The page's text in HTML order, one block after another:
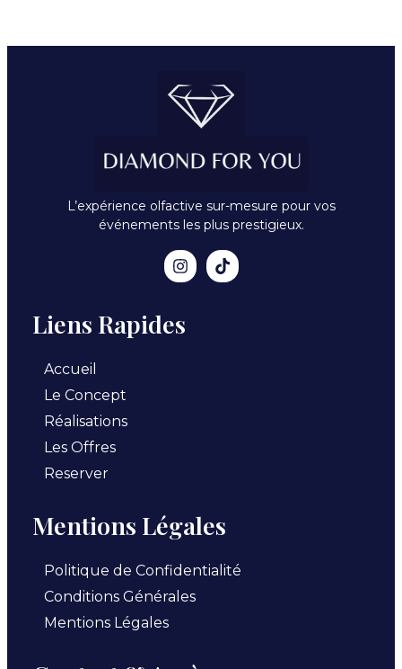
L’expérience olfactive sur-mesure pour vos
événements les plus prestigieux.
Liens Rapides
Accueil
Le Concept
Réalisations
Les Offres
Reserver
Mentions Légales
Politique de Confidentialité
Conditions Générales
Mentions Légales